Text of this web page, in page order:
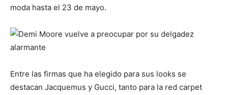
moda hasta el 23 de mayo.
Entre las firmas que ha elegido para sus looks se
destacan Jacquemus y Gucci, tanto para la red carpet